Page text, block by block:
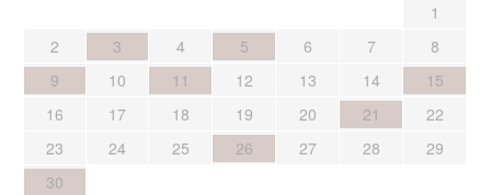
1
2
3 4 5 6 7
8
9
10 11 12 13 14
15
16
17 18 19 20 21
22
23
24 25 26 27 28
29
30